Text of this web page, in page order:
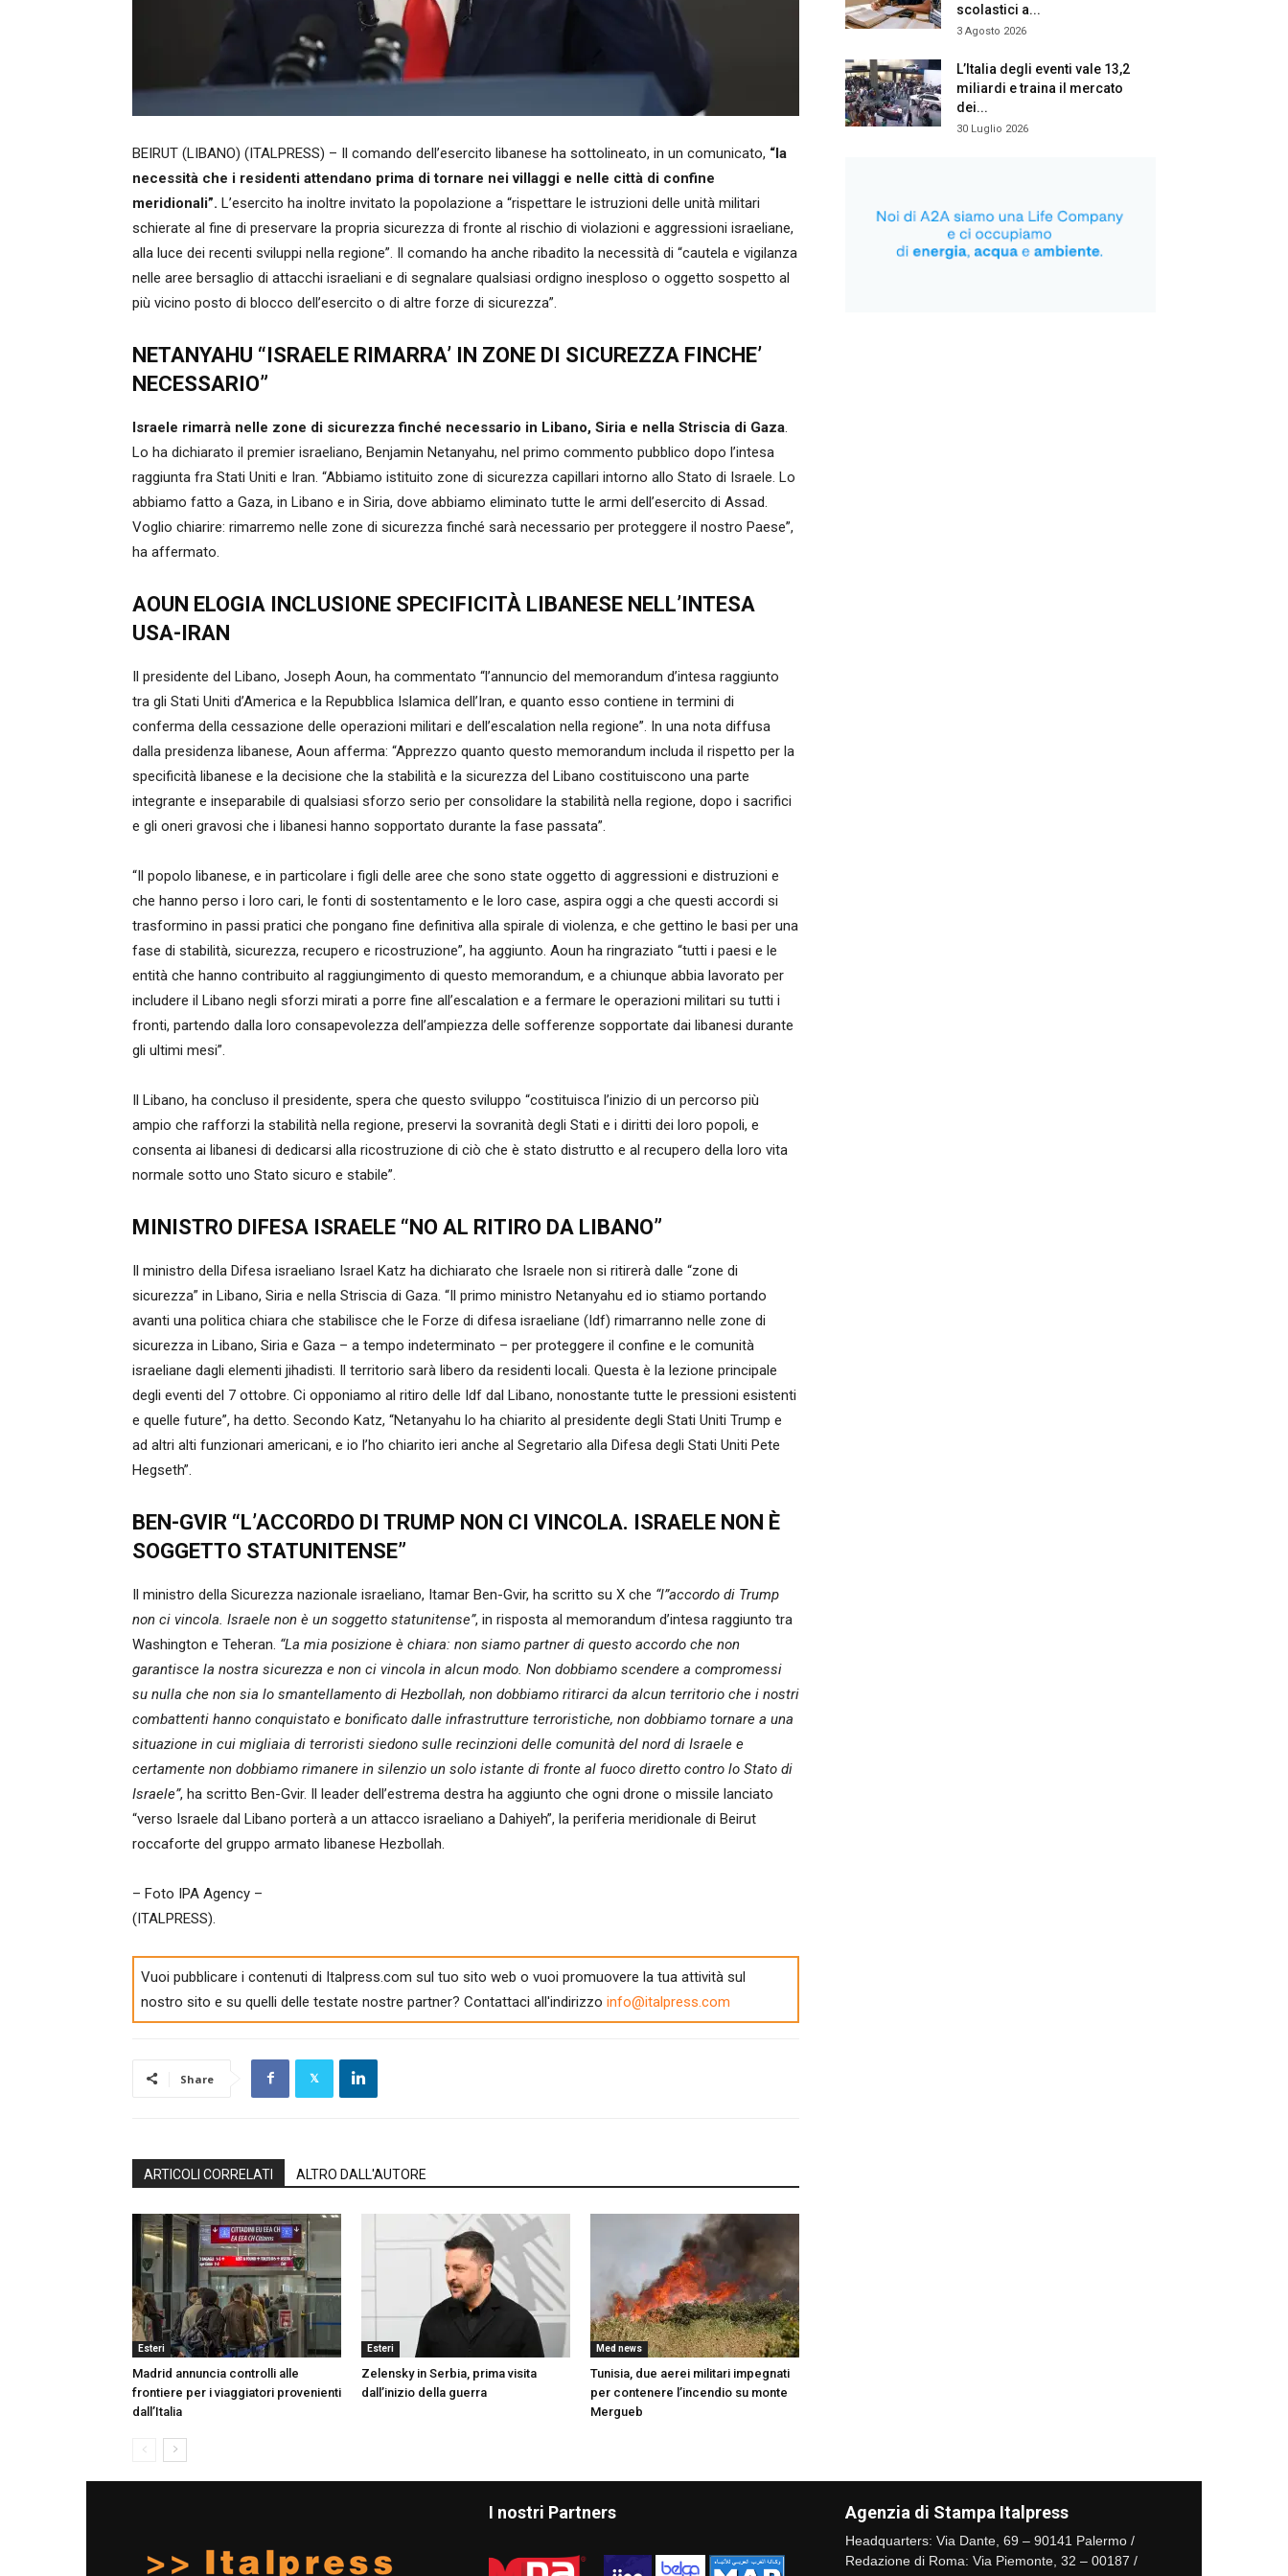
BEIRUT (LIBANO) (ITALPRESS) – Il comando dell’esercito libanese ha sottolineato, in un comunicato, “la
necessità che i residenti attendano prima di tornare nei villaggi e nelle città di confine
meridionali”. L’esercito ha inoltre invitato la popolazione a “rispettare le istruzioni delle unità militari
schierate al fine di preservare la propria sicurezza di fronte al rischio di violazioni e aggressioni israeliane,
alla luce dei recenti sviluppi nella regione”. Il comando ha anche ribadito la necessità di “cautela e vigilanza
nelle aree bersaglio di attacchi israeliani e di segnalare qualsiasi ordigno inesploso o oggetto sospetto al
più vicino posto di blocco dell’esercito o di altre forze di sicurezza”.
NETANYAHU “ISRAELE RIMARRA’ IN ZONE DI SICUREZZA FINCHE’
NECESSARIO”
Israele rimarrà nelle zone di sicurezza finché necessario in Libano, Siria e nella Striscia di Gaza.
Lo ha dichiarato il premier israeliano, Benjamin Netanyahu, nel primo commento pubblico dopo l’intesa
raggiunta fra Stati Uniti e Iran. “Abbiamo istituito zone di sicurezza capillari intorno allo Stato di Israele. Lo
abbiamo fatto a Gaza, in Libano e in Siria, dove abbiamo eliminato tutte le armi dell’esercito di Assad.
Voglio chiarire: rimarremo nelle zone di sicurezza finché sarà necessario per proteggere il nostro Paese”,
ha affermato.
AOUN ELOGIA INCLUSIONE SPECIFICITÀ LIBANESE NELL’INTESA
USA-IRAN
Il presidente del Libano, Joseph Aoun, ha commentato “l’annuncio del memorandum d’intesa raggiunto
tra gli Stati Uniti d’America e la Repubblica Islamica dell’Iran, e quanto esso contiene in termini di
conferma della cessazione delle operazioni militari e dell’escalation nella regione”. In una nota diffusa
dalla presidenza libanese, Aoun afferma: “Apprezzo quanto questo memorandum includa il rispetto per la
specificità libanese e la decisione che la stabilità e la sicurezza del Libano costituiscono una parte
integrante e inseparabile di qualsiasi sforzo serio per consolidare la stabilità nella regione, dopo i sacrifici
e gli oneri gravosi che i libanesi hanno sopportato durante la fase passata”.
“Il popolo libanese, e in particolare i figli delle aree che sono state oggetto di aggressioni e distruzioni e
che hanno perso i loro cari, le fonti di sostentamento e le loro case, aspira oggi a che questi accordi si
trasformino in passi pratici che pongano fine definitiva alla spirale di violenza, e che gettino le basi per una
fase di stabilità, sicurezza, recupero e ricostruzione”, ha aggiunto. Aoun ha ringraziato “tutti i paesi e le
entità che hanno contribuito al raggiungimento di questo memorandum, e a chiunque abbia lavorato per
includere il Libano negli sforzi mirati a porre fine all’escalation e a fermare le operazioni militari su tutti i
fronti, partendo dalla loro consapevolezza dell’ampiezza delle sofferenze sopportate dai libanesi durante
gli ultimi mesi”.
Il Libano, ha concluso il presidente, spera che questo sviluppo “costituisca l’inizio di un percorso più
ampio che rafforzi la stabilità nella regione, preservi la sovranità degli Stati e i diritti dei loro popoli, e
consenta ai libanesi di dedicarsi alla ricostruzione di ciò che è stato distrutto e al recupero della loro vita
normale sotto uno Stato sicuro e stabile”.
MINISTRO DIFESA ISRAELE “NO AL RITIRO DA LIBANO”
Il ministro della Difesa israeliano Israel Katz ha dichiarato che Israele non si ritirerà dalle “zone di
sicurezza” in Libano, Siria e nella Striscia di Gaza. “Il primo ministro Netanyahu ed io stiamo portando
avanti una politica chiara che stabilisce che le Forze di difesa israeliane (Idf) rimarranno nelle zone di
sicurezza in Libano, Siria e Gaza – a tempo indeterminato – per proteggere il confine e le comunità
israeliane dagli elementi jihadisti. Il territorio sarà libero da residenti locali. Questa è la lezione principale
degli eventi del 7 ottobre. Ci opponiamo al ritiro delle Idf dal Libano, nonostante tutte le pressioni esistenti
e quelle future”, ha detto. Secondo Katz, “Netanyahu lo ha chiarito al presidente degli Stati Uniti Trump e
ad altri alti funzionari americani, e io l’ho chiarito ieri anche al Segretario alla Difesa degli Stati Uniti Pete
Hegseth”.
BEN-GVIR “L’ACCORDO DI TRUMP NON CI VINCOLA. ISRAELE NON È
SOGGETTO STATUNITENSE”
Il ministro della Sicurezza nazionale israeliano, Itamar Ben-Gvir, ha scritto su X che “l”accordo di Trump
non ci vincola. Israele non è un soggetto statunitense”, in risposta al memorandum d’intesa raggiunto tra
Washington e Teheran. “La mia posizione è chiara: non siamo partner di questo accordo che non
garantisce la nostra sicurezza e non ci vincola in alcun modo. Non dobbiamo scendere a compromessi
su nulla che non sia lo smantellamento di Hezbollah, non dobbiamo ritirarci da alcun territorio che i nostri
combattenti hanno conquistato e bonificato dalle infrastrutture terroristiche, non dobbiamo tornare a una
situazione in cui migliaia di terroristi siedono sulle recinzioni delle comunità del nord di Israele e
certamente non dobbiamo rimanere in silenzio un solo istante di fronte al fuoco diretto contro lo Stato di
Israele”, ha scritto Ben-Gvir. Il leader dell’estrema destra ha aggiunto che ogni drone o missile lanciato
“verso Israele dal Libano porterà a un attacco israeliano a Dahiyeh”, la periferia meridionale di Beirut
roccaforte del gruppo armato libanese Hezbollah.
– Foto IPA Agency –
(ITALPRESS).
Vuoi pubblicare i contenuti di Italpress.com sul tuo sito web o vuoi promuovere la tua attività sul
nostro sito e su quelli delle testate nostre partner? Contattaci all'indirizzo info@italpress.com
Share
ARTICOLI CORRELATI ALTRO DALL'AUTORE
Esteri
Madrid annuncia controlli alle
frontiere per i viaggiatori provenienti
dall’Italia
Esteri
Zelensky in Serbia, prima visita
dall’inizio della guerra
Med news
Tunisia, due aerei militari impegnati
per contenere l’incendio su monte
Mergueb
scolastici a...
3 Agosto 2026
L’Italia degli eventi vale 13,2
miliardi e traina il mercato
dei...
30 Luglio 2026
I nostri Partners Agenzia di Stampa Italpress
Headquarters: Via Dante, 69 – 90141 Palermo /
Redazione di Roma: Via Piemonte, 32 – 00187 /